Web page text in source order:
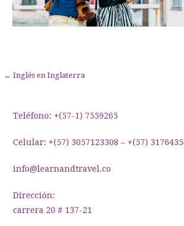
Navegación
entradas
← Inglés en Inglaterra
Teléfono: +(57-1) 7559265
Celular: +(57) 3057123308 – +(57)
info@learnandtravel.co
Dirección:
carrera 20 # 137-21